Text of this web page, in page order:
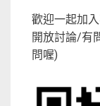
歡迎一起加
開放討論/有
問喔)